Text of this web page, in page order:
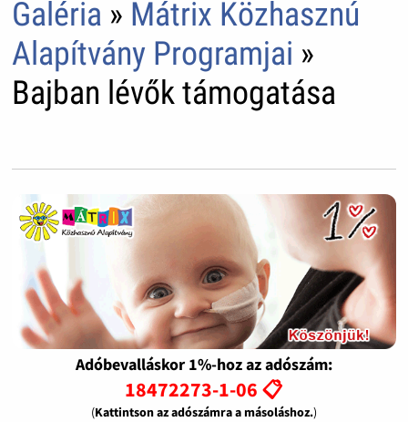
Galéria » Mátrix Közhasznú
Alapítvány Programjai »
Bajban lévők támogatása
Adóbevalláskor 1%-hoz az adószám:
18472273-1-06 📋
(Kattintson az adószámra a másoláshoz.)